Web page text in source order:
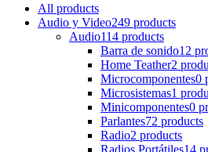
All products
Audio y Video249 products
Audio114 products
Barra de sonido12
Home Teather2
Microcomponentes0
Microsistemas1
Minicomponentes0
Parlantes72 products
Radio2 products
Radios Portátiles14